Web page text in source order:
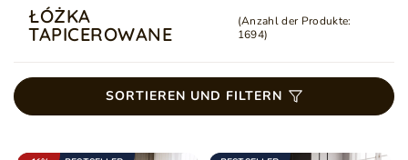
ŁÓŻKA
TAPICEROWANE
(Anzahl der Produkte:
1694)
SORTIEREN UND FILTERN